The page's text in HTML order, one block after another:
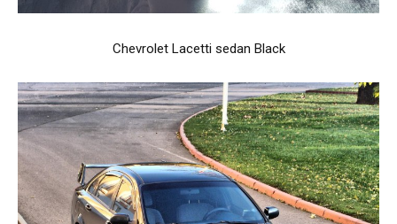
Chevrolet Lacetti sedan Black